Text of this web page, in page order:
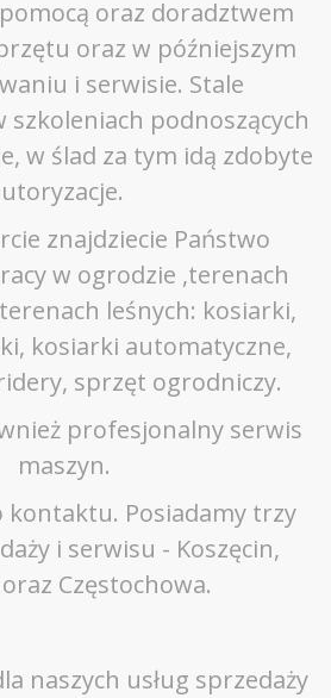
oraz doradztwem
oraz w późniejszym
i serwisie. Stale
szkoleniach podnoszących
w ślad za tym idą zdobyte
znajdziecie Państwo
w ogrodzie ,terenach
leśnych: kosiarki,
kosiarki automatyczne,
sprzęt ogrodniczy.
profesjonalny serwis
maszyn.
kontaktu. Posiadamy trzy
i serwisu - Koszęcin,
Częstochowa.
naszych usług sprzedaży